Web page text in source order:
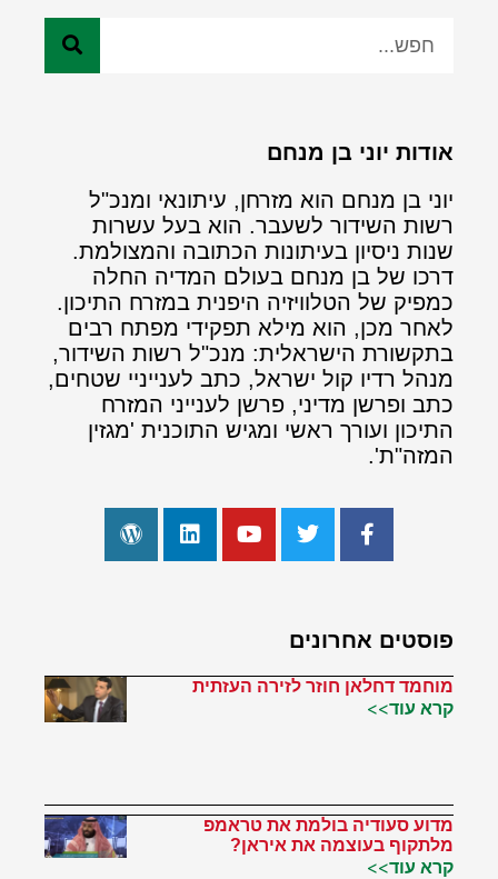
אודות יוני בן מנחם
יוני בן מנחם הוא מזרחן, עיתונאי ומנכ"ל
רשות השידור לשעבר. הוא בעל עשרות
שנות ניסיון בעיתונות הכתובה והמצולמת.
דרכו של בן מנחם בעולם המדיה החלה
כמפיק של הטלוויזיה היפנית במזרח התיכון.
לאחר מכן, הוא מילא תפקידי מפתח רבים
בתקשורת הישראלית: מנכ"ל רשות השידור,
מנהל רדיו קול ישראל, כתב לענייניי שטחים,
כתב ופרשן מדיני, פרשן לענייני המזרח
התיכון ועורך ראשי ומגיש התוכנית 'מגזין
המזה"ת'.
פוסטים אחרונים
מוחמד דחלאן חוזר לזירה העזתית
קרא עוד>>
מדוע סעודיה בולמת את טראמפ
מלתקוף בעוצמה את איראן?
קרא עוד>>